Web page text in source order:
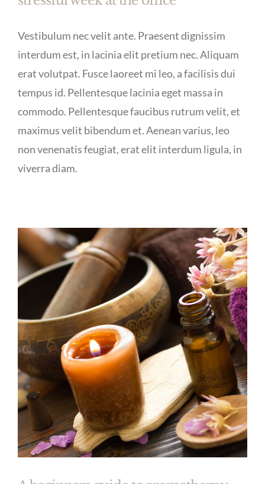
Vestibulum nec velit ante. Praesent dignissim
interdum est, in lacinia elit pretium nec. Aliquam
erat volutpat. Fusce laoreet mi leo, a facilisis dui
tempus id. Pellentesque lacinia eget massa in
commodo. Pellentesque faucibus rutrum velit, et
maximus velit bibendum et. Aenean varius, leo
non venenatis feugiat, erat elit interdum ligula, in
viverra diam.